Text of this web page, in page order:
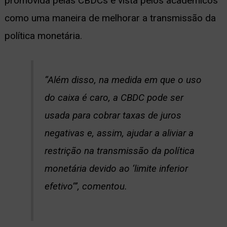
como uma maneira de melhorar a transmissão da
política monetária.
“Além disso, na medida em que o uso
do caixa é caro, a CBDC pode ser
usada para cobrar taxas de juros
negativas e, assim, ajudar a aliviar a
restrição na transmissão da política
monetária devido ao ‘limite inferior
efetivo’”, comentou.